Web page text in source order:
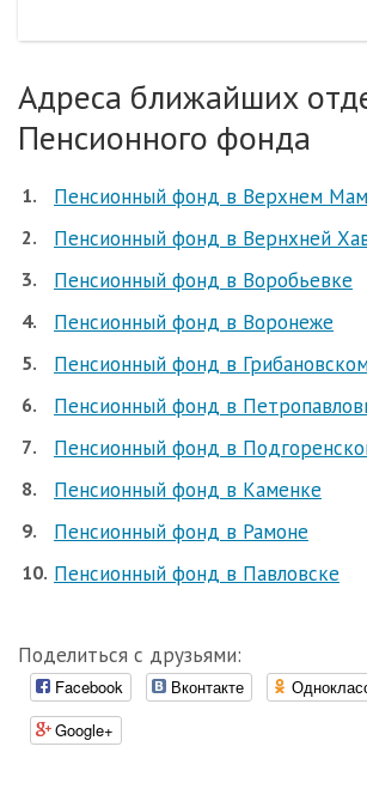
Адреса ближайших
Пенсионного фонда
Пенсионный фонд в Верхнем
Пенсионный фонд в Вернхней
Пенсионный фонд в Воробьевке
Пенсионный фонд в Воронеже
Пенсионный фонд в
Пенсионный фонд в
Пенсионный фонд в
Пенсионный фонд в Каменке
Пенсионный фонд в Рамоне
Пенсионный фонд в Павловске
Поделиться с друзьями:
Facebook Вконтакте
Google+